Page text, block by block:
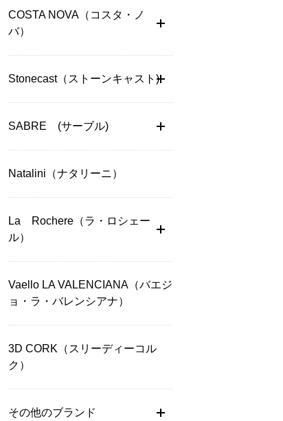
COSTA NOVA（コスタ・ノ
バ）
Stonecast（ストーンキャスト)
SABRE (サーブル)
Natalini（ナタリーニ）
La Rochere（ラ・ロシェー
ル）
Vaello LA VALENCIANA（バエジ
ョ・ラ・バレンシアナ）
3D CORK（スリーディーコル
ク）
その他のブランド